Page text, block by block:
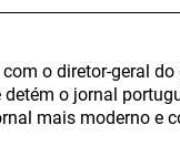
o diretor-geral
detém o jornal
mais moderno e